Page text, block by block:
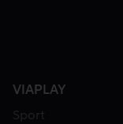
VIAPLAY
Sport